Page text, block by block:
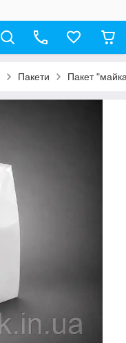
Пакети Пакет